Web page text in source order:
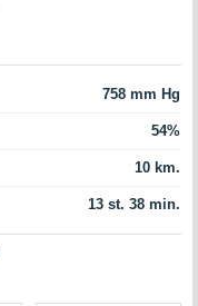
758 mm Hg
54%
10 km.
13 st. 38 min.